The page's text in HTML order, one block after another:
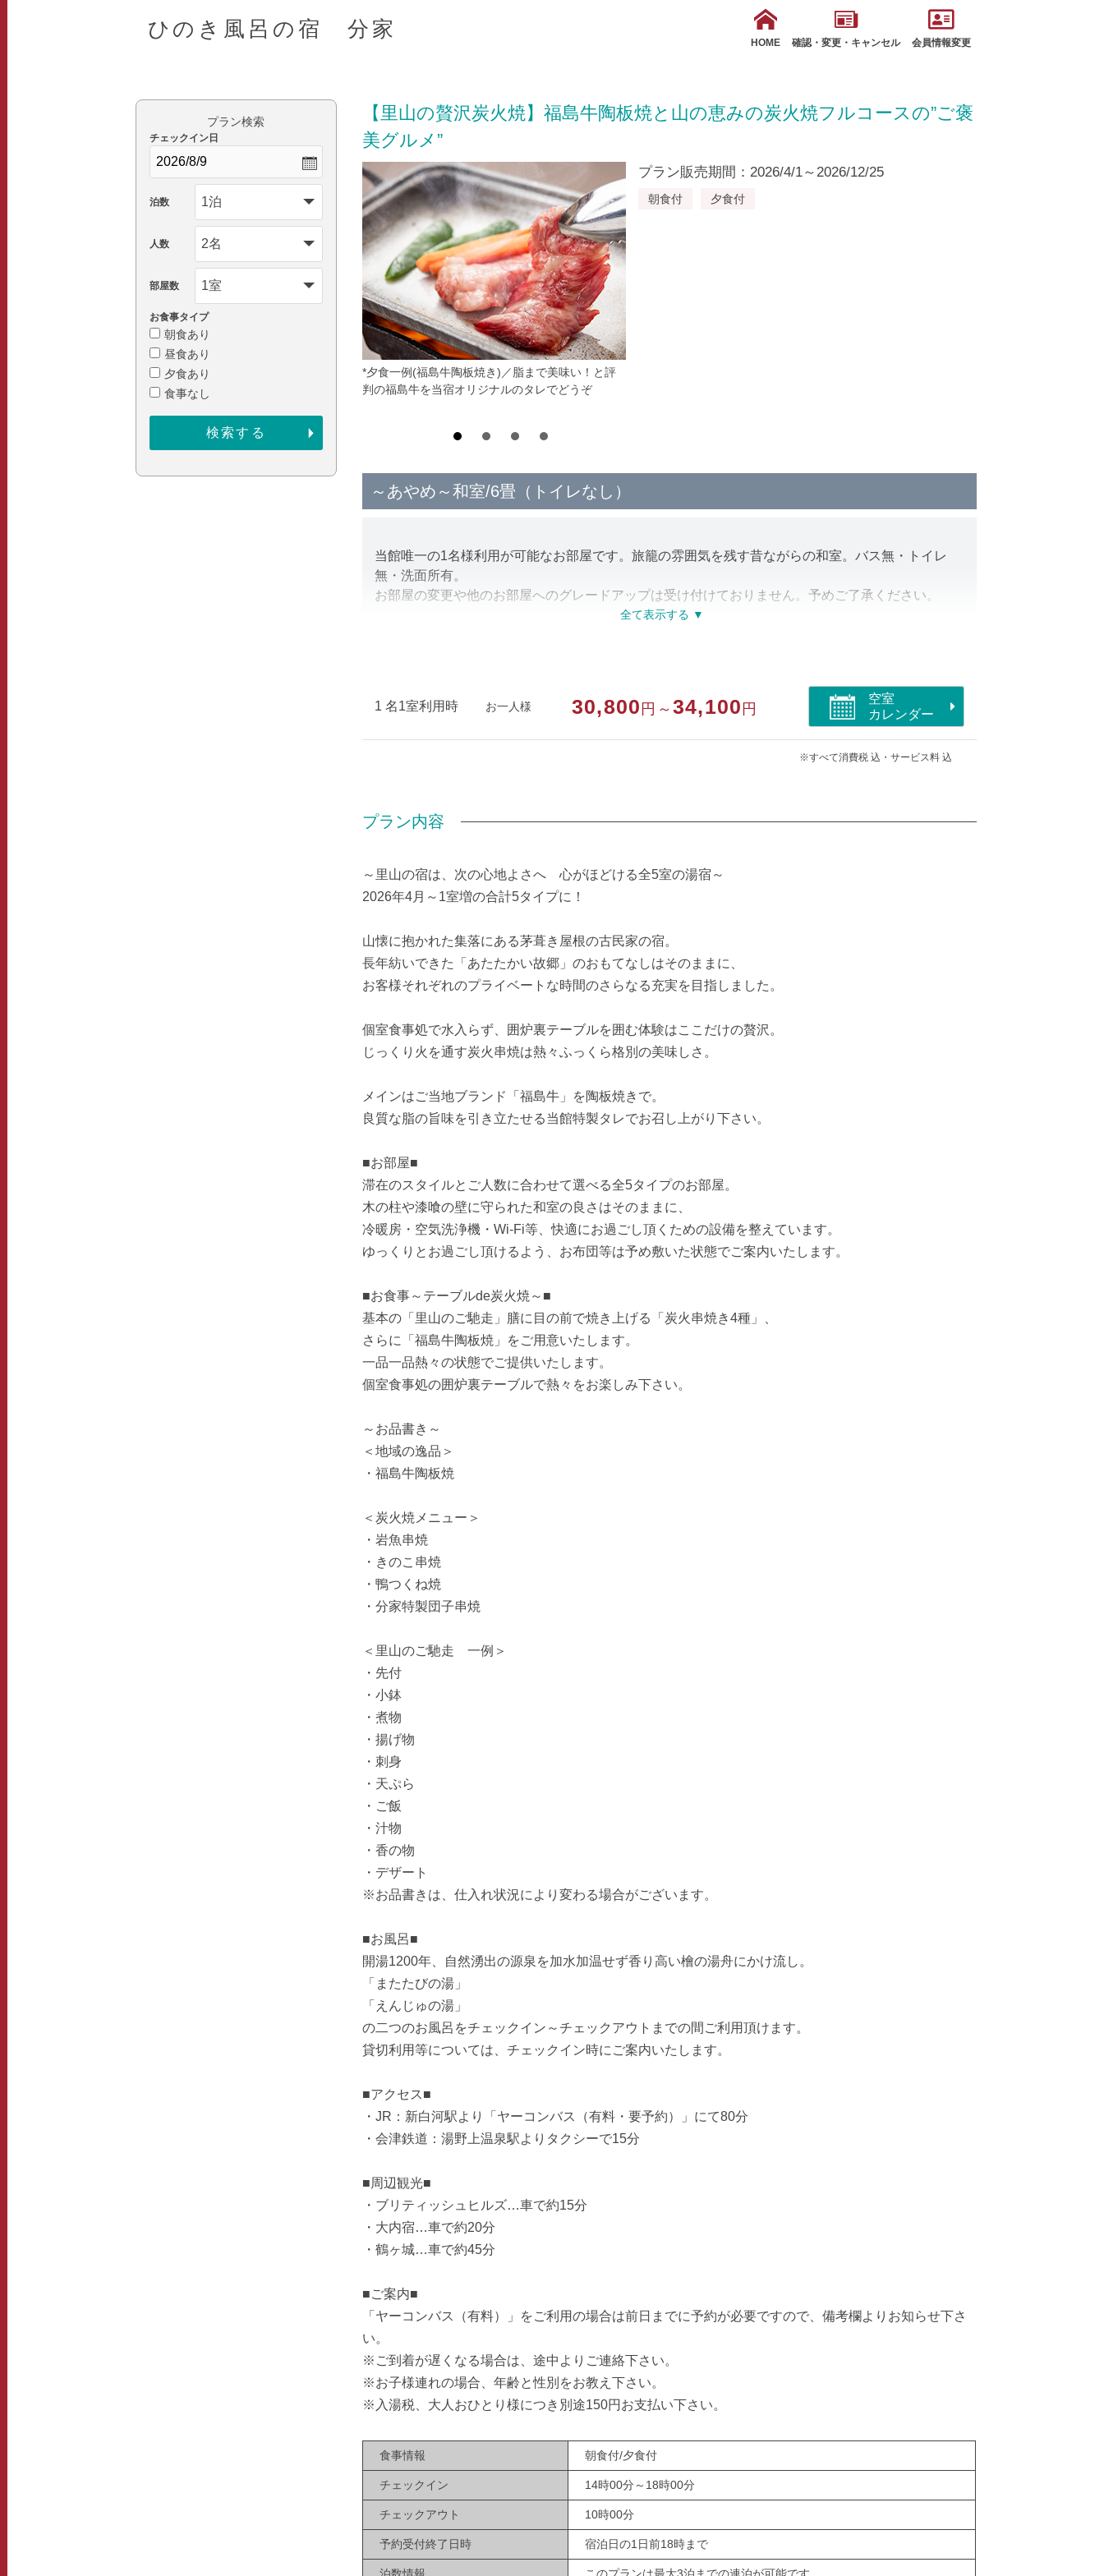
ひのき風呂の宿 分家
HOME 確認・変更・キャンセル 会員情報変更
【里山の贅沢炭火焼】福島牛陶板焼と山の恵みの炭火焼フルコースの”ご褒
美グルメ”
*夕食一例(福島牛陶板焼き)／脂まで美味い！と評
判の福島牛を当宿オリジナルのタレでどうぞ
プラン販売期間：2026/4/1～2026/12/25
朝食付 夕食付
～あやめ～和室/6畳（トイレなし）
当館唯一の1名様利用が可能なお部屋です。旅籠の雰囲気を残す昔ながらの和室。バス無・トイレ
無・洗面所有。
お部屋の変更や他のお部屋へのグレードアップは受け付けておりません。予めご了承ください。
・「またたびの湯」「えんじゅの湯」の二つのお風呂をチェックイン～アウトまでの間ご利用いた
だけます。
部屋特徴
1 名1室利用時 お一人様 30,800 円～ 34,100 円
空室
カレンダー
※すべて消費税 込・サービス料 込
プラン内容
～里山の宿は、次の心地よさへ 心がほどける全5室の湯宿～
2026年4月～1室増の合計5タイプに！
山懐に抱かれた集落にある茅葺き屋根の古民家の宿。
長年紡いできた「あたたかい故郷」のおもてなしはそのままに、
お客様それぞれのプライベートな時間のさらなる充実を目指しました。
個室食事処で水入らず、囲炉裏テーブルを囲む体験はここだけの贅沢。
じっくり火を通す炭火串焼は熱々ふっくら格別の美味しさ。
メインはご当地ブランド「福島牛」を陶板焼きで。
良質な脂の旨味を引き立たせる当館特製タレでお召し上がり下さい。
■お部屋■
滞在のスタイルとご人数に合わせて選べる全5タイプのお部屋。
木の柱や漆喰の壁に守られた和室の良さはそのままに、
冷暖房・空気洗浄機・Wi-Fi等、快適にお過ごし頂くための設備を整えています。
ゆっくりとお過ごし頂けるよう、お布団等は予め敷いた状態でご案内いたします。
■お食事～テーブルde炭火焼～■
基本の「里山のご馳走」膳に目の前で焼き上げる「炭火串焼き4種」、
さらに「福島牛陶板焼」をご用意いたします。
一品一品熱々の状態でご提供いたします。
個室食事処の囲炉裏テーブルで熱々をお楽しみ下さい。
～お品書き～
＜地域の逸品＞
・福島牛陶板焼
＜炭火焼メニュー＞
・岩魚串焼
・きのこ串焼
・鴨つくね焼
・分家特製団子串焼
＜里山のご馳走 一例＞
・先付
・小鉢
・煮物
・揚げ物
・刺身
・天ぷら
・ご飯
・汁物
・香の物
・デザート
※お品書きは、仕入れ状況により変わる場合がございます。
■お風呂■
開湯1200年、自然湧出の源泉を加水加温せず香り高い檜の湯舟にかけ流し。
「またたびの湯」
「えんじゅの湯」
の二つのお風呂をチェックイン～チェックアウトまでの間ご利用頂けます。
貸切利用等については、チェックイン時にご案内いたします。
■アクセス■
・JR：新白河駅より「ヤーコンバス（有料・要予約）」にて80分
・会津鉄道：湯野上温泉駅よりタクシーで15分
■周辺観光■
・ブリティッシュヒルズ…車で約15分
・大内宿…車で約20分
・鶴ヶ城…車で約45分
■ご案内■
「ヤーコンバス（有料）」をご利用の場合は前日までに予約が必要ですので、備考欄よりお知らせ下さ
い。
※ご到着が遅くなる場合は、途中よりご連絡下さい。
※お子様連れの場合、年齢と性別をお教え下さい。
※入湯税、大人おひとり様につき別途150円お支払い下さい。
食事情報 朝食付/夕食付
チェックイン 14時00分～18時00分
チェックアウト 10時00分
予約受付終了日時 宿泊日の1日前18時まで
プラン検索
チェックイン日
泊数
人数
部屋数
お食事タイプ
朝食あり
昼食あり
夕食あり
食事なし